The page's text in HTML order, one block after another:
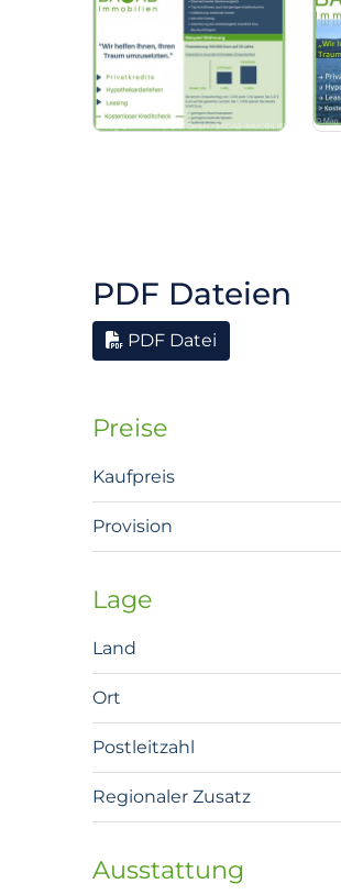
PDF Dateien
PDF Datei
Preise
Kaufpreis
Provision
Lage
Land
Ort
Postleitzahl
Regionaler Zusatz
Ausstattung